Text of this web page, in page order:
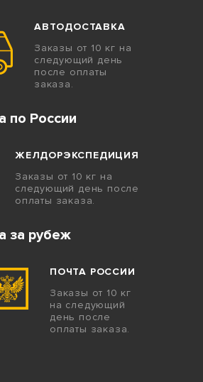
АВТОДОСТАВКА
Заказы от 10 кг на
следующий день
после оплаты
заказа.
по России
ЖЕЛДОРЭКСПЕДИЦИЯ
Заказы от 10 кг на
следующий день после
оплаты заказа.
за рубеж
ПОЧТА РОССИИ
Заказы от 10 кг
на следующий
день после
оплаты заказа.